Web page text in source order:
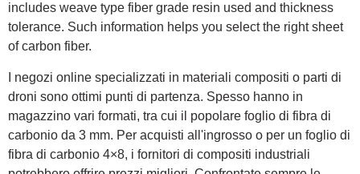
includes weave type fiber grade resin used and thickness
tolerance. Such information helps you select the right sheet
of carbon fiber.
I negozi online specializzati in materiali compositi o parti di
droni sono ottimi punti di partenza. Spesso hanno in
magazzino vari formati, tra cui il popolare foglio di fibra di
carbonio da 3 mm. Per acquisti all'ingrosso o per un foglio di
fibra di carbonio 4×8, i fornitori di compositi industriali